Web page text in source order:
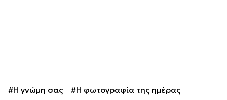
#Η γνώμη σας
#Η φωτογραφία της ημέρας